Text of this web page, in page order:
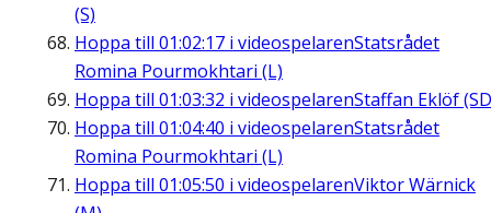
(S)
Hoppa till 01:02:17 i videospelarenStatsrådet
Romina Pourmokhtari (L)
Hoppa till 01:03:32 i videospelarenStaffan Eklöf
Hoppa till 01:04:40 i videospelarenStatsrådet
Romina Pourmokhtari (L)
Hoppa till 01:05:50 i videospelarenViktor Wärnick